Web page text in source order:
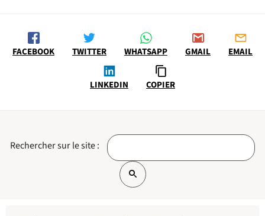
FACEBOOK TWITTER WHATSAPP GMAIL EMAIL
LINKEDIN COPIER
Rechercher sur le site :